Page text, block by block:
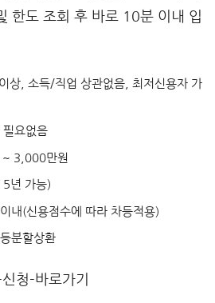
한도 조회 후 바로 10분 이내 입
상, 소득/직업 상관없음, 최저신용자 가
요없음
3,000만원
년 가능)
내(신용점수에 따라 차등적용)
분할상환